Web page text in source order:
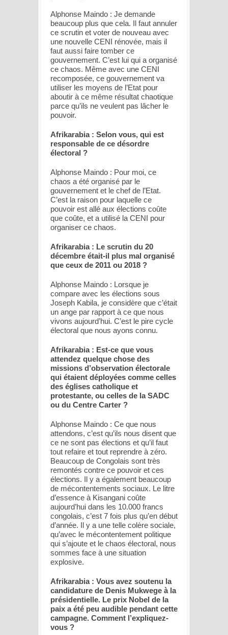
Alphonse Maindo : Je demande
beaucoup plus que cela. Il faut annuler
ce scrutin et voter de nouveau avec
une nouvelle CENI rénovée, mais il
faut aussi faire tomber ce
gouvernement. C’est lui qui a organisé
ce chaos. Même avec une CENI
recomposée, ce gouvernement va
utiliser les moyens de l’Etat pour
aboutir à ce même résultat chaotique
parce qu’ils ne veulent pas lâcher le
pouvoir.
Afrikarabia : Selon vous, qui est
responsable de ce désordre
électoral ?
Alphonse Maindo : Pour moi, ce
chaos a été organisé par le
gouvernement et le chef de l’Etat.
C’est la raison pour laquelle ce
pouvoir est allé aux élections coûte
que coûte, et a utilisé la CENI pour
organiser ce chaos.
Afrikarabia : Le scrutin du 20
décembre était-il plus mal organisé
que ceux de 2011 ou 2018 ?
Alphonse Maindo : Lorsque je
compare avec les élections sous
Joseph Kabila, je considère que c’était
un ange par rapport à ce que nous
vivons aujourd’hui. C’est le pire cycle
électoral que nous ayons connu.
Afrikarabia : Est-ce que vous
attendez quelque chose des
missions d’observation électorale
qui étaient déployées comme celles
des églises catholique et
protestante, ou celles de la SADC
ou du Centre Carter ?
Alphonse Maindo : Ce que nous
attendons, c’est qu’ils nous disent que
ce ne sont pas élections et qu’il faut
tout refaire et tout reprendre à zéro.
Beaucoup de Congolais sont très
remontés contre ce pouvoir et ces
élections. Il y a également beaucoup
de mécontentements sociaux. Le litre
d’essence à Kisangani coûte
aujourd’hui dans les 10.000 francs
congolais, c’est 7 fois plus qu’en début
d’année. Il y a une telle colère sociale,
qu’avec le mécontentement politique
qui s’ajoute et le chaos électoral, nous
sommes face à une situation
explosive.
Afrikarabia : Vous avez soutenu la
candidature de Denis Mukwege à la
présidentielle. Le prix Nobel de la
paix a été peu audible pendant cette
campagne. Comment l’expliquez-
vous ?